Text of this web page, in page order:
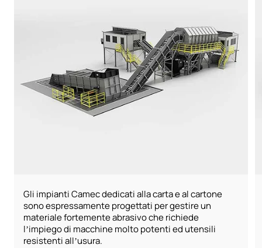
Gli impianti Camec dedicati alla carta e al cartone
sono espressamente progettati per gestire un
materiale fortemente abrasivo che richiede
l’impiego di macchine molto potenti ed utensili
resistenti all’usura.